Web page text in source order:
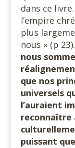
dans ce
l’empire
plus
nous » (p
nous
que nos
universels
l’auraient
reconnaître
puissant